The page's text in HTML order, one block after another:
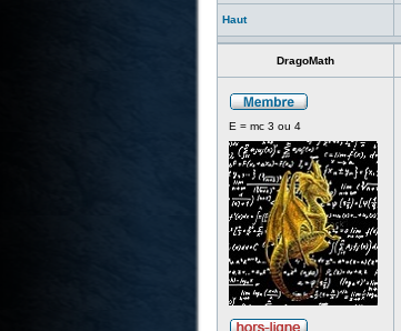
Haut
DragoMath
E = mc 3 ou 4